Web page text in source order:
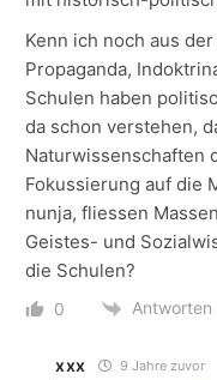
Kenn ich noch aus
Propaganda,
Schulen haben
da schon verstehen,
Naturwissenschaften
Fokussierung auf die
nunja, fliessen
Geistes- und
die Schulen?
0 Antworten
xxx 9 Jahre zuvor